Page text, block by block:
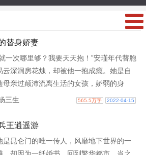
替身娇妻
一次哪里够？我要天天抱！”安瑾年代替胞
云深洞房花烛，却被他一抱成瘾。她是自
母亲过颠沛流离生活的女孩，娇弱的身
韧不屈的性格，迎接着风雨飘摇..
三生 565.5万字 2022-04-15
王逍遥游
是昆仑门的唯一传人，风靡地下世界的一